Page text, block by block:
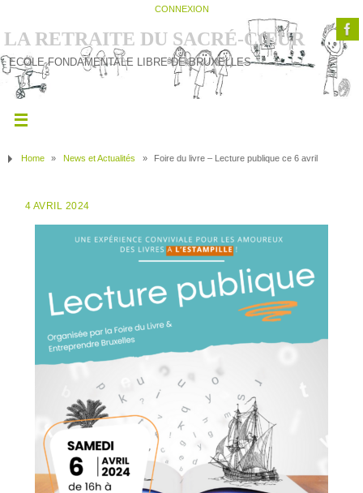
CONNEXION
LA RETRAITE DU SACRÉ-CŒUR
ECOLE FONDAMENTALE LIBRE DE BRUXELLES
Home » News et Actualités » Foire du livre – Lecture publique ce 6 avril
4 AVRIL 2024